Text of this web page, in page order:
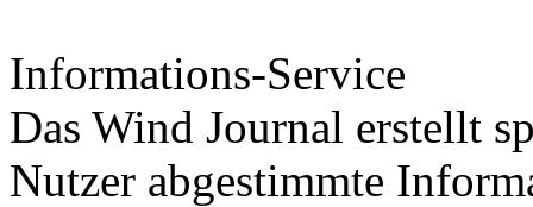
Informations-Service
Das Wind Journal erstellt
Nutzer abgestimmte